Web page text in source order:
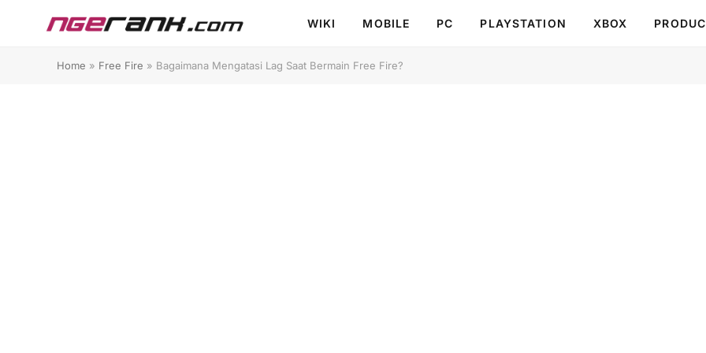
WIKI MOBILE PC PLAYSTATION XBOX
Home » Free Fire » Bagaimana Mengatasi Lag Saat Bermain Free Fire?